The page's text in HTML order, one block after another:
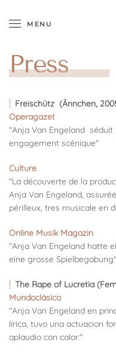
Skip to main content
MENU
Press
Freischütz (Ännchen,
Operagazet
"Anja Van Engeland
engagement scénique"
Culture
"La découverte de la
Anja Van Engeland,
périlleux, tres musicale en
Online Musik Magazin
"Anja Van Engeland hatte
eine grosse Spielbegabung"
The Rape of Lucretia
Mundoclásico
"Anja Van Engeland en
lírica, tuvo una actuacion
aplaudio con calor."